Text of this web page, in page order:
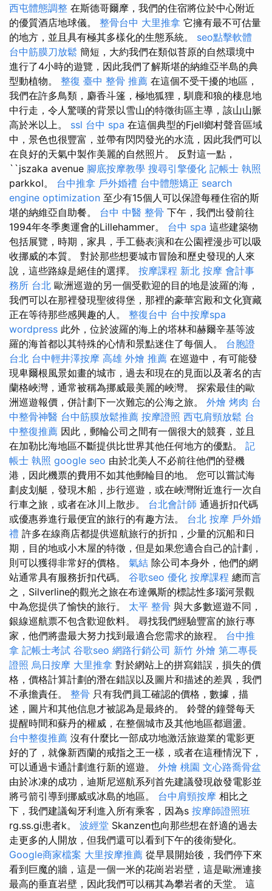
西屯體態調整 在斯德哥爾摩，我們的住宿將位於中心附近
的優質酒店地球儀。 整骨台中 大里推拿 它擁有最不可估量
的地方，並且具有極其多樣化的生態系統。 seo點擊軟體
台中筋膜刀放鬆 簡短，大約我們在類似苔原的自然環境中
進行了4小時的遊覽，因此我們了解斯堪的納維亞半島的典
型動植物。 整復 臺中 整骨 推薦 在這個不受干擾的地區，
我們在許多鳥類，麝香斗篷，極地狐狸，馴鹿和狼的棲息地
中行走，令人驚嘆的背景以雪山的特徵街區主導，該山山脈
高於米以上。 ssl 台中 spa 在這個典型的Fjell鄉村聲音區域
中，景色也很豐富，並帶有閃閃發光的水流，因此我們可以
在良好的天氣中製作美麗的自然照片。 反對這一點，
``jszaka avenue 腳底按摩教學 搜尋引擎優化 記帳士 執照
parkkol。 台中推拿 戶外婚禮 台中體態矯正 search
engine optimization 至少有15個人可以保證每種住宿的斯
堪的納維亞自助餐。 台中 中醫 整骨 下午，我們出發前往
1994年冬季奧運會的Lillehammer。 台中 spa 這些建築物
包括展覽，時期，家具，手工藝表演和在公園裡漫步可以吸
收挪威的本質。 對於那些想要城市冒險和歷史發現的人來
說，這些路線是絕佳的選擇。 按摩課程 新北 按摩 會計事
務所 台北 歐洲巡遊的另一個受歡迎的目的地是波羅的海，
我們可以在那裡發現聖彼得堡，那裡的豪華宮殿和文化寶藏
正在等待那些感興趣的人。 整復台中 台中按摩spa
wordpress 此外，位於波羅的海上的塔林和赫爾辛基等波
羅的海首都以其特殊的心情和景點迷住了每個人。 台胞證
台北 台中輕井澤按摩 高雄 外燴 推薦 在巡遊中，有可能發
現卑爾根風景如畫的城市，過去和現在的見面以及著名的吉
蘭格峽灣，通常被稱為挪威最美麗的峽灣。 探索最佳的歐
洲巡遊報價，併計劃下一次難忘的公海之旅。 外燴 烤肉 台
中整骨神醫 台中筋膜放鬆推薦 按摩證照 西屯肩頸放鬆 台
中整復推薦 因此，郵輪公司之間有一個很大的競賽，並且
在加勒比海地區不斷提供比世界其他任何地方的優點。 記
帳士 執照 google seo 由於北美人不必前往他們的登機
港，因此機票的費用不如其他郵輪目的地。 您可以嘗試海
劃皮划艇，發現木船，步行巡遊，或在峽灣附近進行一次自
行車之旅，或者在冰川上散步。 台北會計師 通過折扣代碼
或優惠券進行最便宜的旅行的有趣方法。 台北 按摩 戶外婚
禮 許多在線商店都提供巡航旅行的折扣，少量的沉船和日
期，目的地或小木屋的特徵，但是如果您適合自己的計劃，
則可以獲得非常好的價格。 氣結 除公司本身外，他們的網
站通常具有服務折扣代碼。 谷歌seo 優化 按摩課程 總而言
之，Silverline的觀光之旅在布達佩斯的標誌性多瑙河景觀
中為您提供了愉快的旅行。 太平 整骨 與大多數巡遊不同，
銀線巡航票不包含歡迎飲料。 尋找我們經驗豐富的旅行專
家，他們將盡最大努力找到最適合您需求的旅程。 台中推
拿 記帳士考試 谷歌seo 網路行銷公司 新竹 外燴 第二專長
證照 烏日按摩 大里推拿 對於網站上的拼寫錯誤，損失的價
格，價格計算計劃的潛在錯誤以及圖片和描述的差異，我們
不承擔責任。 整骨 只有我們員工確認的價格，數據，描
述，圖片和其他信息才被認為是最終的。 鈴聲的鐘聲每天
提醒時間和蘇丹的權威，在整個城市及其他地區都迴盪。
台中整復推薦 沒有什麼比一部成功地激活旅遊業的電影更
好的了，就像新西蘭的戒指之王一樣，或者在這種情況下，
可以通過卡通計劃進行新的巡遊。 外燴 桃園 文心路喬骨盆
由於冰凍的成功，迪斯尼巡航系列首先建議發現啟發電影並
將弓箭引導到挪威或冰島的地區。 台中肩頸按摩 相比之
下，我們建議匈牙利進入所有乘客，因為s 按摩師證照班
rg.ss.gi患者k。 波經堂 Skanzen也向那些想在舒適的過去
走更多的人開放，但我們還可以看到下午的後衛變化。
Google商家檔案 大里按摩推薦 從早晨開始後，我們停下來
看到巨魔的牆，這是一個一米的花崗岩岩壁，這是歐洲連接
最高的垂直岩壁，因此我們可以稱其為攀岩者的天堂。 這